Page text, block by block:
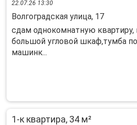
22.07.26 13:30
Волгоградская улица, 17
сдам однокомнатную квартиру,
большой угловой шкаф,тумба
машинк...
1-к квартира, 34 м²